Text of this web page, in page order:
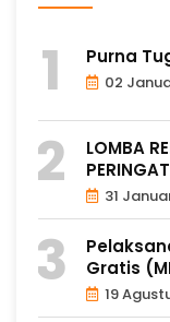
Purna
02
LOMBA
31
Gratis
19